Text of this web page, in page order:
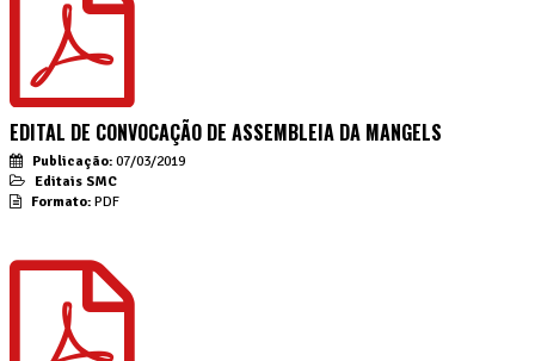
EDITAL DE CONVOCAÇÃO DE ASSEMBLEIA DA MANGELS
Publicação: 07/03/2019
Editais SMC
Formato: PDF